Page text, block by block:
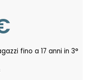
fino a 17 anni in 3°